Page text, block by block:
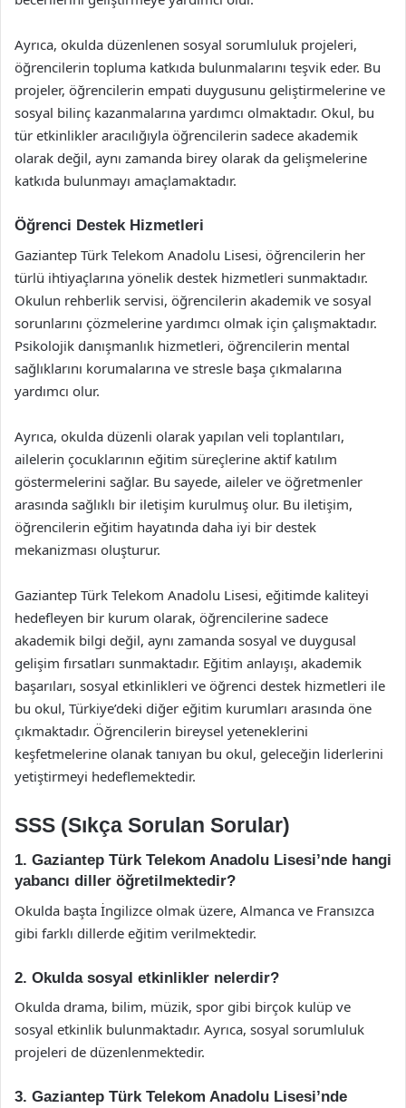
Ayrıca, okulda düzenlenen sosyal sorumluluk projeleri,
öğrencilerin topluma katkıda bulunmalarını teşvik eder. Bu
projeler, öğrencilerin empati duygusunu geliştirmelerine ve
sosyal bilinç kazanmalarına yardımcı olmaktadır. Okul, bu
tür etkinlikler aracılığıyla öğrencilerin sadece akademik
olarak değil, aynı zamanda birey olarak da gelişmelerine
katkıda bulunmayı amaçlamaktadır.
Öğrenci Destek Hizmetleri
Gaziantep Türk Telekom Anadolu Lisesi, öğrencilerin her
türlü ihtiyaçlarına yönelik destek hizmetleri sunmaktadır.
Okulun rehberlik servisi, öğrencilerin akademik ve sosyal
sorunlarını çözmelerine yardımcı olmak için çalışmaktadır.
Psikolojik danışmanlık hizmetleri, öğrencilerin mental
sağlıklarını korumalarına ve stresle başa çıkmalarına
yardımcı olur.
Ayrıca, okulda düzenli olarak yapılan veli toplantıları,
ailelerin çocuklarının eğitim süreçlerine aktif katılım
göstermelerini sağlar. Bu sayede, aileler ve öğretmenler
arasında sağlıklı bir iletişim kurulmuş olur. Bu iletişim,
öğrencilerin eğitim hayatında daha iyi bir destek
mekanizması oluşturur.
Gaziantep Türk Telekom Anadolu Lisesi, eğitimde kaliteyi
hedefleyen bir kurum olarak, öğrencilerine sadece
akademik bilgi değil, aynı zamanda sosyal ve duygusal
gelişim fırsatları sunmaktadır. Eğitim anlayışı, akademik
başarıları, sosyal etkinlikleri ve öğrenci destek hizmetleri ile
bu okul, Türkiye’deki diğer eğitim kurumları arasında öne
çıkmaktadır. Öğrencilerin bireysel yeteneklerini
keşfetmelerine olanak tanıyan bu okul, geleceğin liderlerini
yetiştirmeyi hedeflemektedir.
SSS (Sıkça Sorulan Sorular)
1. Gaziantep Türk Telekom Anadolu Lisesi’nde hangi
yabancı diller öğretilmektedir?
Okulda başta İngilizce olmak üzere, Almanca ve Fransızca
gibi farklı dillerde eğitim verilmektedir.
2. Okulda sosyal etkinlikler nelerdir?
Okulda drama, bilim, müzik, spor gibi birçok kulüp ve
sosyal etkinlik bulunmaktadır. Ayrıca, sosyal sorumluluk
projeleri de düzenlenmektedir.
3. Gaziantep Türk Telekom Anadolu Lisesi’nde